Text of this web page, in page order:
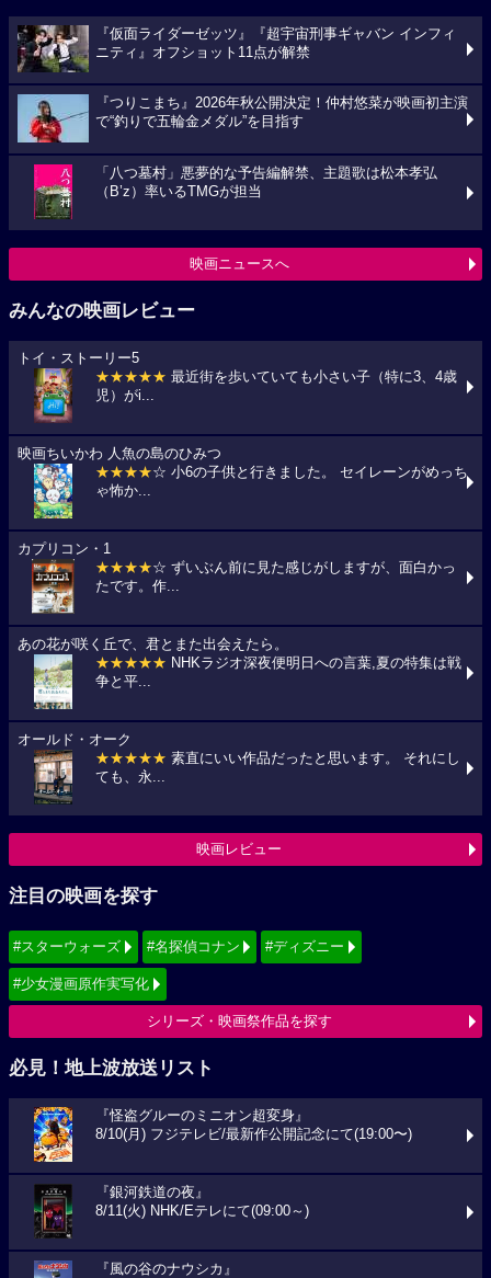
『仮面ライダーゼッツ』『超宇宙刑事ギャバン インフィ
ニティ』オフショット11点が解禁
『つりこまち』2026年秋公開決定！仲村悠菜が映画初主演
で“釣りで五輪金メダル”を目指す
「八つ墓村」悪夢的な予告編解禁、主題歌は松本孝弘
（B’z）率いるTMGが担当
映画ニュースへ
みんなの映画レビュー
トイ・ストーリー5
★★★★★ 最近街を歩いていても小さい子（特に3、4歳
児）がi...
映画ちいかわ 人魚の島のひみつ
★★★★☆ 小6の子供と行きました。 セイレーンがめっち
ゃ怖か...
カプリコン・1
★★★★☆ ずいぶん前に見た感じがしますが、面白かっ
たです。作...
あの花が咲く丘で、君とまた出会えたら。
★★★★★ NHKラジオ深夜便明日への言葉,夏の特集は戦
争と平...
オールド・オーク
★★★★★ 素直にいい作品だったと思います。 それにし
ても、永...
映画レビュー
注目の映画を探す
#スターウォーズ #名探偵コナン #ディズニー
#少女漫画原作実写化
シリーズ・映画祭作品を探す
必見！地上波放送リスト
『怪盗グルーのミニオン超変身』
8/10(月) フジテレビ/最新作公開記念にて(19:00〜)
『銀河鉄道の夜』
8/11(火) NHK/Eテレにて(09:00～)
『風の谷のナウシカ』